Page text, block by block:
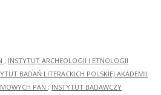
; INSTYTUT ARCHEOLOGII I ETNOLOGII
BADAŃ LITERACKICH POLSKIEJ AKADEMII
PAN ; INSTYTUT BADAWCZY